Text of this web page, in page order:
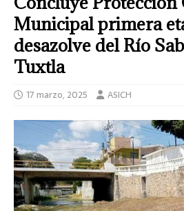
Municipal primera
desazolve del Río
Tuxtla
17 marzo, 2025 ASICH